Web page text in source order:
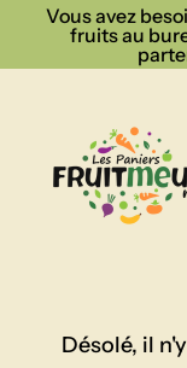
Vous avez
fruits au
Désolé, il